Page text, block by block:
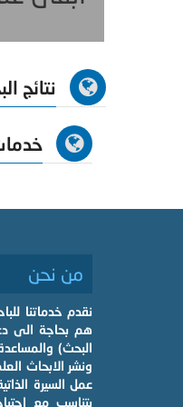
نتائج
من نحن
نقدم خدماتنا
هم بحاجة الى
البحث)
ونشر الابحاث
عمل السيرة
يتناسب مع